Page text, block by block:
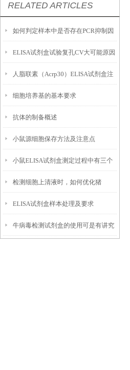
RELATED ARTICLES
如何判定样本中是否存在PCR抑制因
子？
ELISA试剂盒试验复孔CV大可能原因
及建议方案
人脂联素（Acrp30）ELISA试剂盒注
意事项
细胞培养基的基本要求
抗体的制备概述
小鼠源细胞保存方法及注意点
小鼠ELISA试剂盒测定过程中有三个
必要的试剂
检测细胞上清液时，如何优化猪
ELISA实验操作？
ELISA试剂盒样本处理及要求
牛病毒检测试剂盒的使用可是有讲究